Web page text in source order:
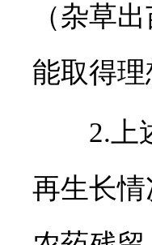
（杂草
能取得理
2.上述
再生长